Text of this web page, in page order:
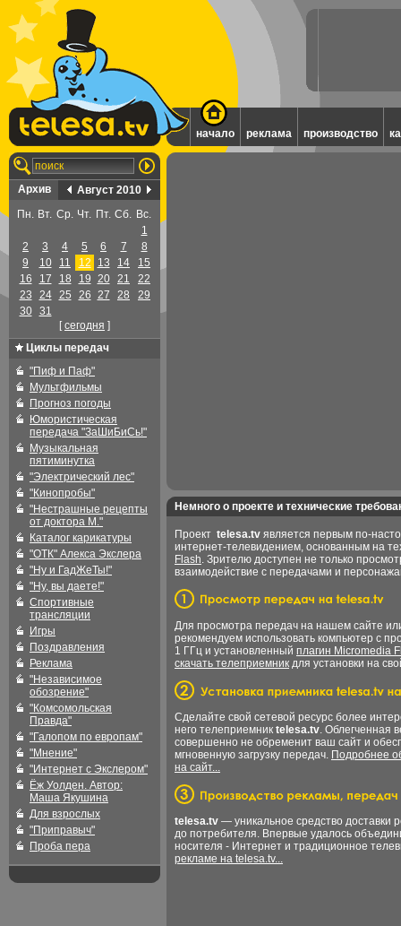
начало реклама производство
Архив
Август 2010
Пн. Вт. Ср. Чт. Пт. Сб. Вс.
1
2
3 4 5 6 7
8
9
10 11 12 13 14
15
16
17 18 19 20 21
22
23
24 25 26 27 28
29
30
31
[cегодня ]
Циклы передач
"Пиф и Паф"
Мультфильмы
Прогноз погоды
Юмористическая
передача "ЗаШиБиСь!"
Музыкальная
пятиминутка
"Электрический лес"
"Кинопробы"
"Нестрашные рецепты
от доктора М."
Каталог карикатуры
"ОТК" Алекса Экслера
"Ну и ГадЖеТы!"
"Ну, вы даете!"
Спортивные
трансляции
Игры
Поздравления
Реклама
"Независимое
обозрение"
"Комсомольская
Правда"
"Галопом по европам"
"Мнение"
"Интернет с Экслером"
Ёж Уолден. Автор:
Маша Якушина
Для взрослых
"Приправыч"
Проба пера
Немного о проекте и технические
Проект telesa.tv является первым по-
интернет-телевидением, основанным на
Flash. Зрителю доступен не только
взаимодействие с передачами и
Для просмотра передач на нашем сайте
рекомендуем использовать компьютер с
1 ГГц и установленный плагин Micromedia
скачать телеприемник для установки на
Сделайте свой сетевой ресурс более
него телеприемник telesa.tv. Облегченная
совершенно не обременит ваш сайт и
мгновенную загрузку передач. Подробнее
на сайт...
telesa.tv — уникальное средство доставки
до потребителя. Впервые удалось
носителя - Интернет и традиционное
рекламе на telesa.tv...